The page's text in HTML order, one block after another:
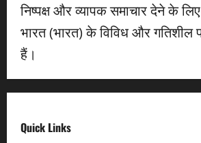
निष्पक्ष और व्यापक समाचार देने के
भारत (भारत) के विविध और गतिशील
हैं।
Quick Links